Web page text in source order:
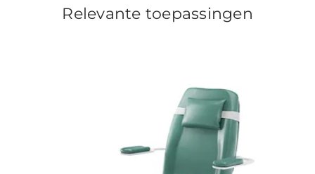
Relevante toepassingen